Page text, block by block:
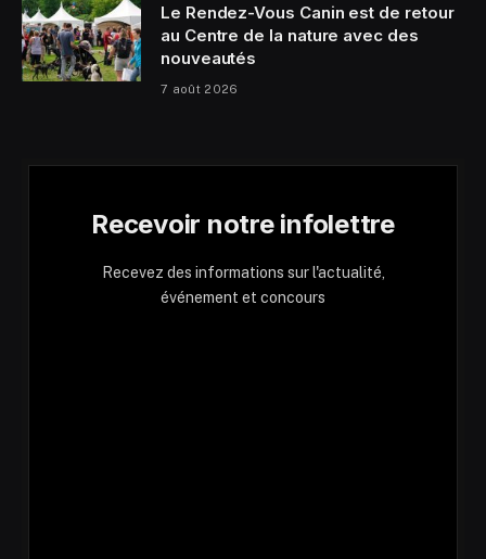
Le Rendez-Vous Canin est de retour
au Centre de la nature avec des
nouveautés
7 août 2026
Recevoir notre infolettre
Recevez des informations sur l'actualité,
événement et concours